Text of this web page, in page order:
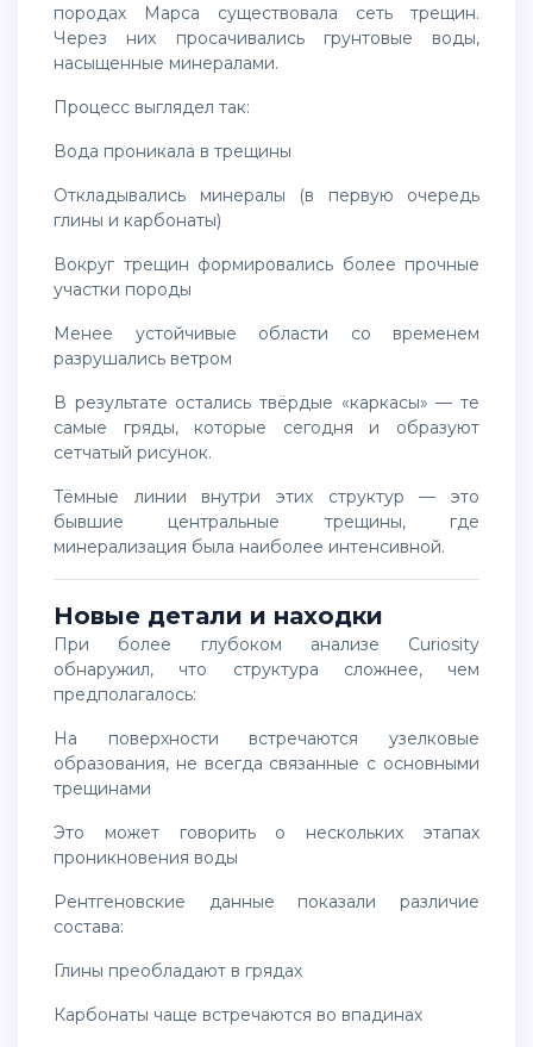
породах Марса существовала сеть трещин.
Через них просачивались грунтовые воды,
насыщенные минералами.
Процесс выглядел так:
вода проникала в трещины
откладывались минералы (в первую очередь
глины и карбонаты)
вокруг трещин формировались более прочные
участки породы
менее устойчивые области со временем
разрушались ветром
В результате остались твёрдые «каркасы» — те
самые гряды, которые сегодня и образуют
сетчатый рисунок.
Тёмные линии внутри этих структур — это
бывшие центральные трещины, где
минерализация была наиболее интенсивной.
Новые детали и находки
При более глубоком анализе Curiosity
обнаружил, что структура сложнее, чем
предполагалось:
на поверхности встречаются узелковые
образования, не всегда связанные с основными
трещинами
это может говорить о нескольких этапах
проникновения воды
рентгеновские данные показали различие
состава:
глины преобладают в грядах
карбонаты чаще встречаются во впадинах